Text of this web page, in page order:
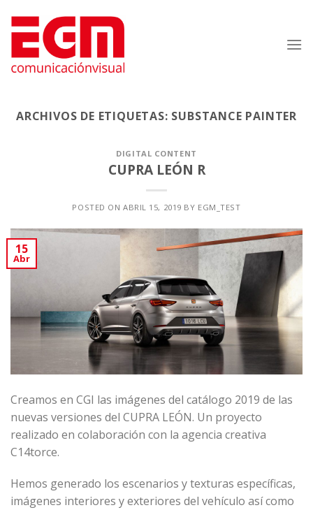
contenido
ARCHIVOS DE ETIQUETAS: SUBSTANCE PAINTER
DIGITAL CONTENT
CUPRA LEÓN R
POSTED ONABRIL 15, 2019 BY EGM_TEST
15
Abr
Creamos en CGI las imágenes del catálogo 2019 de las
nuevas versiones del CUPRA LEÓN. Un proyecto
realizado en colaboración con la agencia creativa
C14torce.
Hemos generado los escenarios y texturas específicas,
imágenes interiores y exteriores del vehículo así como